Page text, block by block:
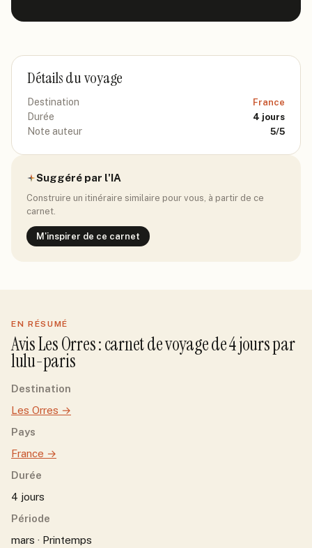
Détails du voyage
Destination France
Durée 4 jours
Note auteur 5/5
Suggéré par l'IA
Construire un itinéraire similaire pour vous, à partir de ce
carnet.
M'inspirer de ce carnet
EN RÉSUMÉ
AvisLes Orres: carnet de voyage de4jourspar
lulu-paris
Destination
Les Orres →
Pays
France →
Durée
4 jours
Période
mars · Printemps